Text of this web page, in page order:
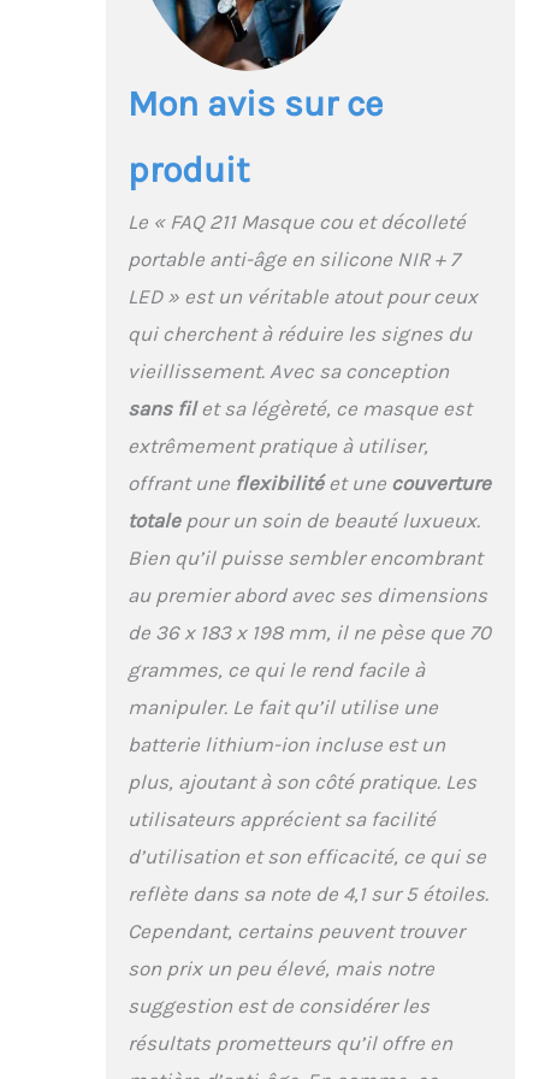
stratégiquement placés
sur la surface en
silicone assurent une
la lumière, pour un soin
masque unique et
cou et votre décolleté
comme une seconde
peau légère et
transparente, pour une
sensation confortable
et un effet anti-âge
supérieur. PRODUITS DE
BEAUTÉ SMART SWISS
Le masque cou et
décolleté flexible et
confortable garantit
mouvement et peut se
porter de l’autre côté
l’acné du dos.
Mon avis sur ce
produit
Le « FAQ 211 Masque cou et décolleté
portable anti-âge en silicone NIR + 7
LED » est un véritable atout pour ceux
qui cherchent à réduire les signes du
vieillissement. Avec sa conception
sans filet sa légèreté, ce masque est
extrêmement pratique à utiliser,
offrant une flexibilitéet une couverture
totalepour un soin de beauté luxueux.
Bien qu’il puisse sembler encombrant
au premier abord avec ses dimensions
de 36 x 183 x 198 mm, il ne pèse que 70
grammes, ce qui le rend facile à
manipuler. Le fait qu’il utilise une
batterie lithium-ion incluse est un
plus, ajoutant à son côté pratique. Les
utilisateurs apprécient sa facilité
d’utilisation et son efficacité, ce qui se
reflète dans sa note de 4,1 sur 5 étoiles.
Cependant, certains peuvent trouver
son prix un peu élevé, mais notre
suggestion est de considérer les
résultats prometteurs qu’il offre en